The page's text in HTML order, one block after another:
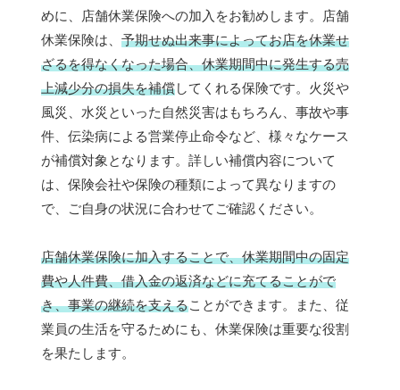
めに、店舗休業保険への加入をお勧めします。店舗
休業保険は、 予期せぬ出来事によってお店を休業せ
ざるを得なくなった場合、休業期間中に発生する売
上減少分の損失を補償してくれる保険です。火災や
風災、水災といった自然災害はもちろん、事故や事
件、伝染病による営業停止命令など、様々なケース
が補償対象となります。詳しい補償内容について
は、保険会社や保険の種類によって異なりますの
で、ご自身の状況に合わせてご確認ください。
店舗休業保険に加入することで、休業期間中の固定
費や人件費、借入金の返済などに充てることがで
き、事業の継続を支えることができます。また、従
業員の生活を守るためにも、休業保険は重要な役割
を果たします。